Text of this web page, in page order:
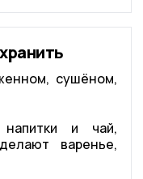
сушёном,
и чай,
варенье,